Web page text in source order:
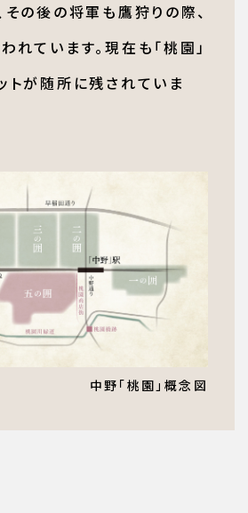
その後の将軍も鷹狩りの際、
れています。現在も「桃園」
トが随所に残されていま
中野「桃園」概念図